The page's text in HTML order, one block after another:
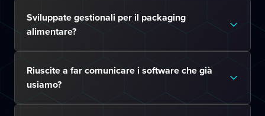
Sviluppate gestionali per il packaging
alimentare?
Riuscite a far comunicare i software che già
usiamo?